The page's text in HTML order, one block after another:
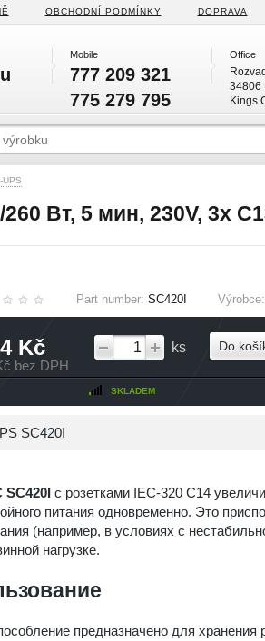
OBCHODNÍ PODMÍNKY DOPRAVA
Mobile
777 209 321
775 279 795
Office
34806
Kings
UPS
Вт, 5 мин, 230V, 3х
Part number: SC420I Výrobce:
Kč
bez DPH
ks
SKLADEM
Do
SC420I
с розетками IEC-320 C14
питания одновременно. Это
(например, в условиях с
нагрузке.
предназначено для хранения